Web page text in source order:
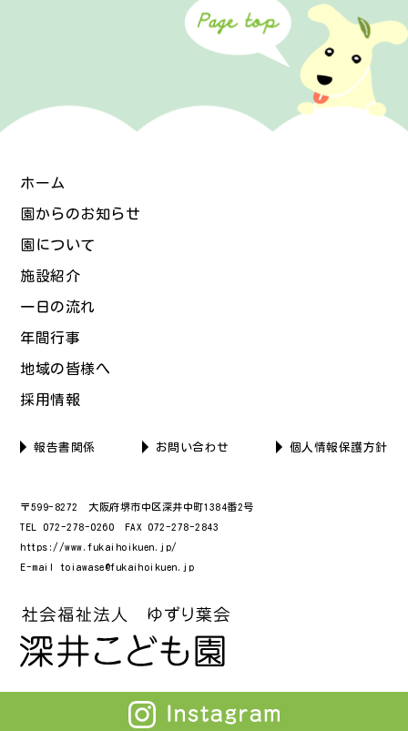
ホーム
園からのお知らせ
園について
施設紹介
一日の流れ
年間行事
地域の皆様へ
採用情報
報告書関係 お問い合わせ 個人情報保護方針
〒599-8272 大阪府堺市中区深井中町1384番2号
TEL 072-278-0260 FAX 072-278-2843
https://www.fukaihoikuen.jp/
E-mail toiawase@fukaihoikuen.jp
© fukaihoikuen All Rights Reserved